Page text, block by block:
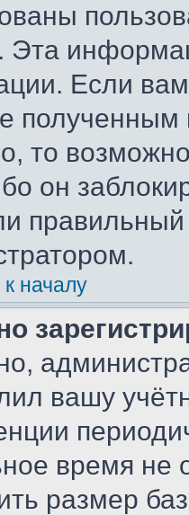
Эта
Если
то
он
началу
вашу
время не
размер